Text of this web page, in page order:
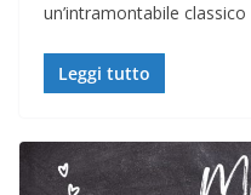
un’intramontabile classico
Leggi tutto